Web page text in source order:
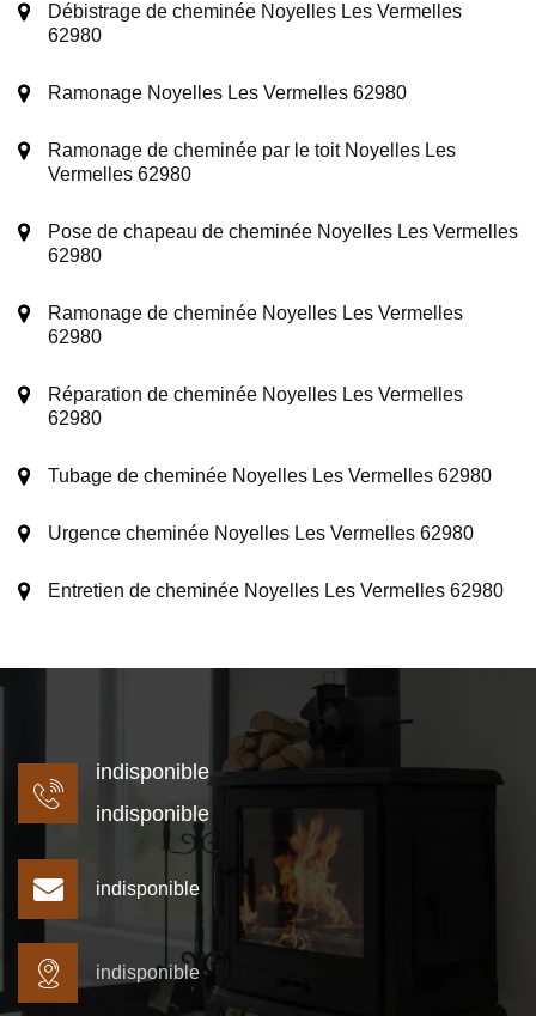
Débistrage de cheminée Noyelles Les Vermelles
62980
Ramonage Noyelles Les Vermelles 62980
Ramonage de cheminée par le toit Noyelles Les
Vermelles 62980
Pose de chapeau de cheminée Noyelles Les Vermelles
62980
Ramonage de cheminée Noyelles Les Vermelles
62980
Réparation de cheminée Noyelles Les Vermelles
62980
Tubage de cheminée Noyelles Les Vermelles 62980
Urgence cheminée Noyelles Les Vermelles 62980
Entretien de cheminée Noyelles Les Vermelles 62980
indisponible
indisponible
indisponible
indisponible